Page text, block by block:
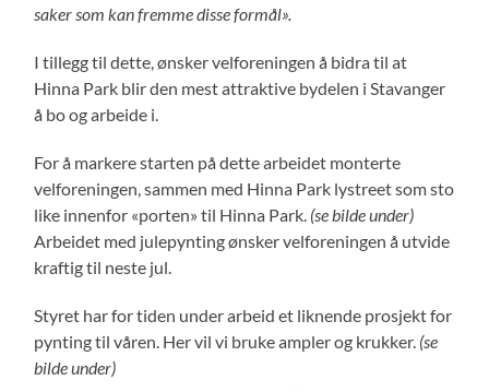
saker som kan fremme disse formål».
I tillegg til dette, ønsker velforeningen å bidra til at
Hinna Park blir den mest attraktive bydelen i Stavanger
å bo og arbeide i.
For å markere starten på dette arbeidet monterte
velforeningen, sammen med Hinna Park lystreet som sto
like innenfor «porten» til Hinna Park. (se bilde under)
Arbeidet med julepynting ønsker velforeningen å utvide
kraftig til neste jul.
Styret har for tiden under arbeid et liknende prosjekt for
pynting til våren. Her vil vi bruke ampler og krukker. (se
bilde under)